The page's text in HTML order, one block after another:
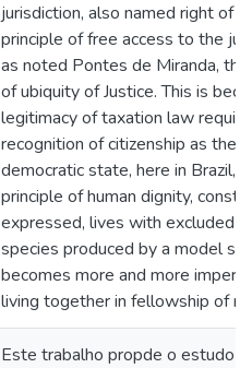
jurisdiction, also named right of
principle of free access to the
as noted Pontes de Miranda,
of ubiquity of Justice. This is
legitimacy of taxation law
recognition of citizenship as the
democratic state, here in Brazil,
principle of human dignity,
expressed, lives with excluded
species produced by a model
becomes more and more
living together in fellowship of
Este trabalho propde o estudo